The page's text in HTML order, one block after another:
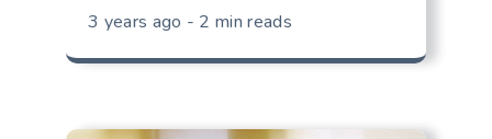
3 years ago - 2 min reads